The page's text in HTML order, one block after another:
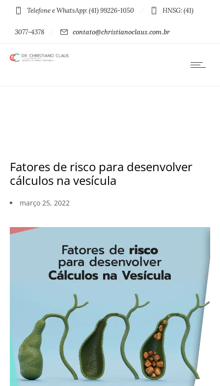
Telefone e WhatsApp: (41) 99226-1050 HNSG: (41)
3077-4378 contato@christianoclaus.com.br
Fatores de risco para desenvolver
cálculos na vesícula
março 25, 2022